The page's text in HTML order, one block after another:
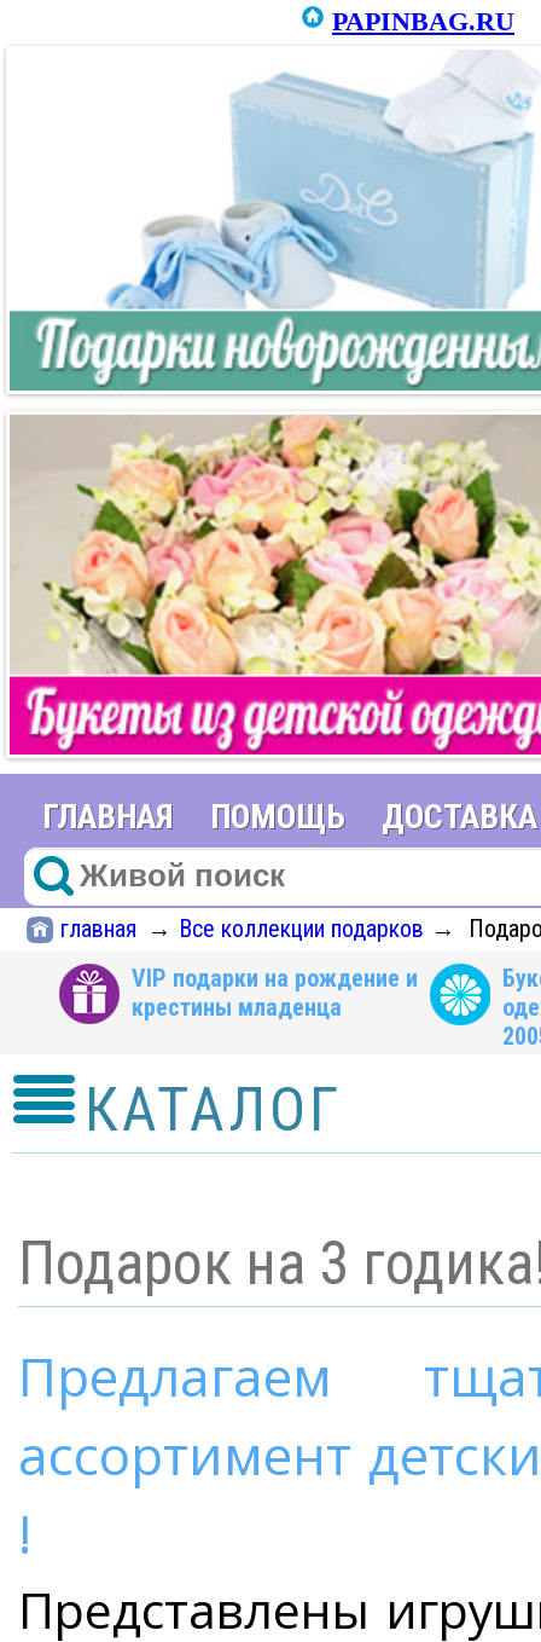
PAPINBAG.RU
ГЛАВНАЯ ПОМОЩЬ ДОСТАВКА
главная → Все коллекции подарков →
VIP подарки на рождение и
крестины младенца
КАТАЛОГ
Подарок на 3
Предлагаем
ассортимент
!
Представлены